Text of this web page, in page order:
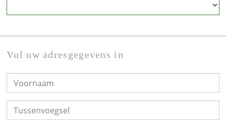
Vul uw adresgegevens in